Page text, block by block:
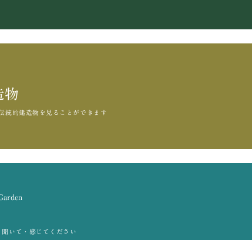
物
統的建造物を見ることができます
聞いて・感じてください